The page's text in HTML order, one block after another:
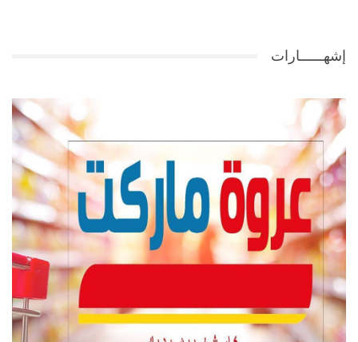
إشهــــــارات